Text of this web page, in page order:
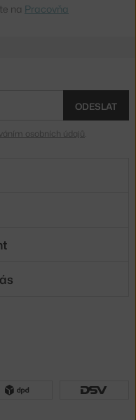
na Pracovňa
ODESLAT
osobních údajů